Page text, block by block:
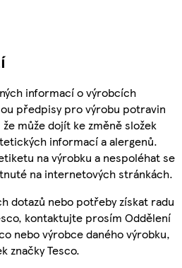
informací o výrobcích
předpisy pro výrobu potravin
může dojít ke změně složek
informací a alergenů.
na výrobku a nespoléhat se
na internetových stránkách.
dotazů nebo potřeby získat radu
kontaktujte prosím Oddělení
nebo výrobce daného výrobku,
značky Tesco.